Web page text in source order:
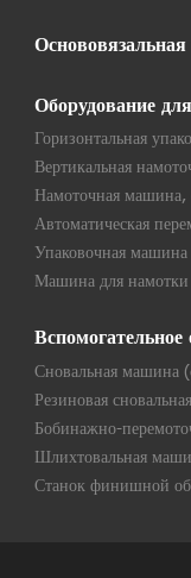
Оборудование
Горизонтальная
Вертикальная
Намоточная машина,
Автоматическая
Упаковочная машина
Машина для намотки
Вспомогательное
Сновальная машина
Резиновая
Бобинажно-
Шлихтовальная
Станок финишной